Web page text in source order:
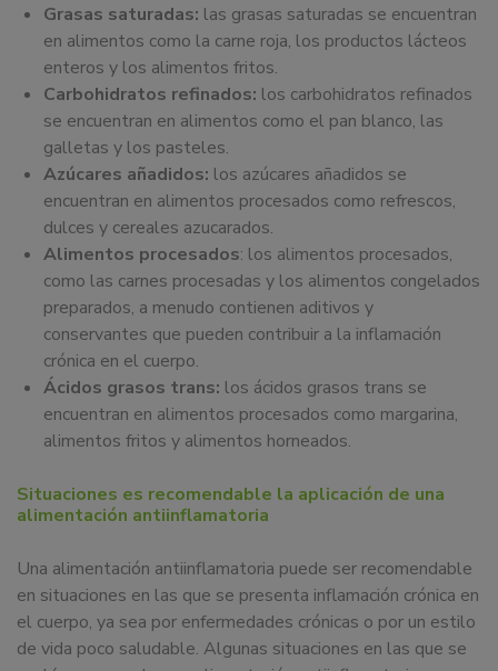
Grasas saturadas: las grasas saturadas se encuentran
en alimentos como la carne roja, los productos lácteos
enteros y los alimentos fritos.
Carbohidratos refinados: los carbohidratos refinados
se encuentran en alimentos como el pan blanco, las
galletas y los pasteles.
Azúcares añadidos: los azúcares añadidos se
encuentran en alimentos procesados como refrescos,
dulces y cereales azucarados.
Alimentos procesados: los alimentos procesados,
como las carnes procesadas y los alimentos congelados
preparados, a menudo contienen aditivos y
conservantes que pueden contribuir a la inflamación
crónica en el cuerpo.
Ácidos grasos trans: los ácidos grasos trans se
encuentran en alimentos procesados como margarina,
alimentos fritos y alimentos horneados.
Situaciones es recomendable la aplicación de una
alimentación antiinflamatoria
Una alimentación antiinflamatoria puede ser recomendable
en situaciones en las que se presenta inflamación crónica en
el cuerpo, ya sea por enfermedades crónicas o por un estilo
de vida poco saludable. Algunas situaciones en las que se